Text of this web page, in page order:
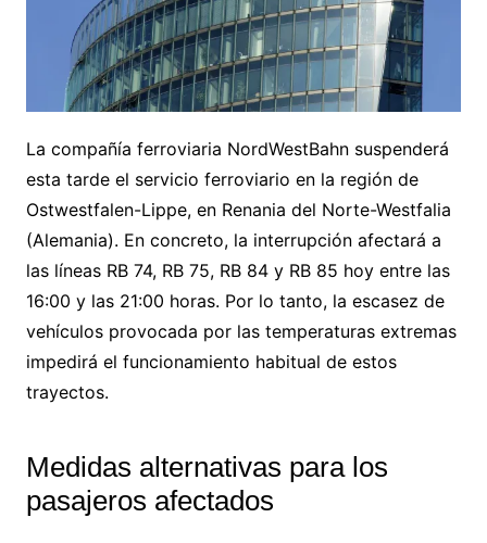
La compañía ferroviaria NordWestBahn suspenderá
esta tarde el servicio ferroviario en la región de
Ostwestfalen-Lippe, en Renania del Norte-Westfalia
(Alemania). En concreto, la interrupción afectará a
las líneas RB 74, RB 75, RB 84 y RB 85 hoy entre las
16:00 y las 21:00 horas. Por lo tanto, la escasez de
vehículos provocada por las temperaturas extremas
impedirá el funcionamiento habitual de estos
trayectos.
Medidas alternativas para los
pasajeros afectados